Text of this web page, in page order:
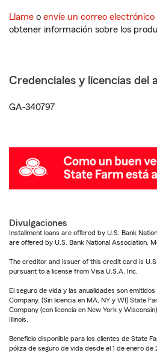
Llame o envíe un correo electrónico
obtener información sobre los
Credenciales y licencias del
GA-340797
Divulgaciones
Installment loans are offered by U.S. Bank
are offered by U.S. Bank National Association.
The creditor and issuer of this credit card is
pursuant to a license from Visa U.S.A. Inc.
El seguro de vida y las anualidades son
Company. (Sin licencia en MA, NY y WI) State
Company (con licencia en New York y
Illinois.
Beneficio disponible para los clientes de State
póliza de seguro de vida desde el 1 de enero de